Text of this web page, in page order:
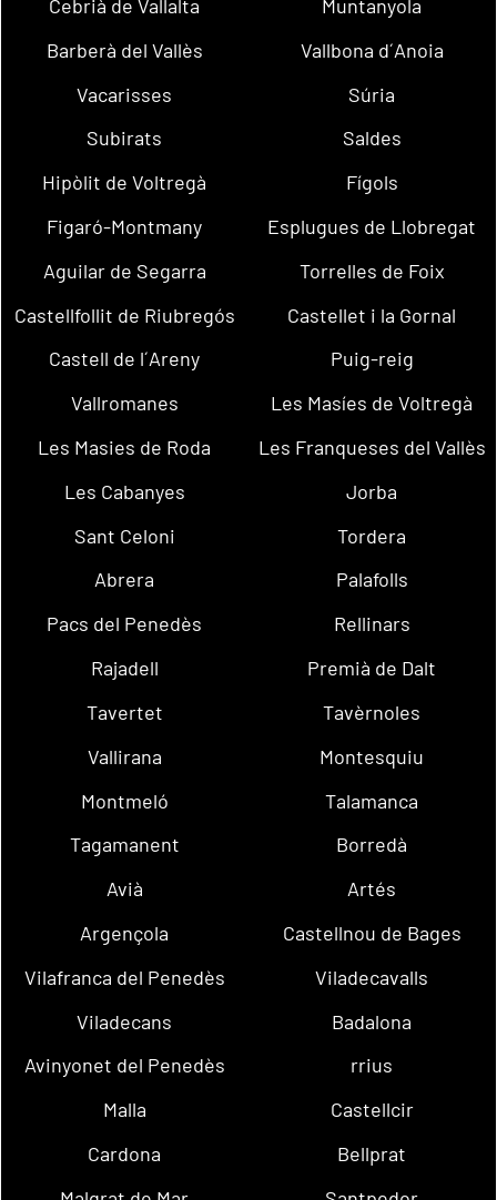
Cebrià de Vallalta
Muntanyola
Barberà del Vallès
Vallbona d´Anoia
Vacarisses
Súria
Subirats
Saldes
Hipòlit de Voltregà
Fígols
Figaró-Montmany
Esplugues de Llobregat
Aguilar de Segarra
Torrelles de Foix
Castellfollit de Riubregós
Castellet i la Gornal
Castell de l´Areny
Puig-reig
Vallromanes
Les Masíes de Voltregà
Les Masies de Roda
Les Franqueses del Vallès
Les Cabanyes
Jorba
Sant Celoni
Tordera
Abrera
Palafolls
Pacs del Penedès
Rellinars
Rajadell
Premià de Dalt
Tavertet
Tavèrnoles
Vallirana
Montesquiu
Montmeló
Talamanca
Tagamanent
Borredà
Avià
Artés
Argençola
Castellnou de Bages
Vilafranca del Penedès
Viladecavalls
Viladecans
Badalona
Avinyonet del Penedès
rrius
Malla
Castellcir
Cardona
Bellprat